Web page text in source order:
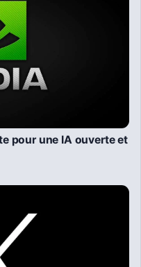
pour une IA ouverte et